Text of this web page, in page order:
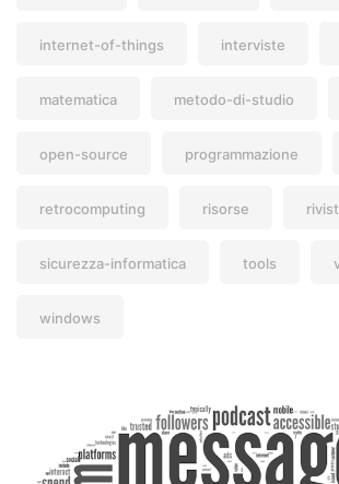
internet-of-things interviste
matematica metodo-di-studio
open-source programmazione
retrocomputing risorse
sicurezza-informatica tools
windows